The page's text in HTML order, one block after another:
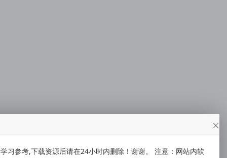
习参考,下载资源后请在24小时内删除！谢谢。 注意：网站内软